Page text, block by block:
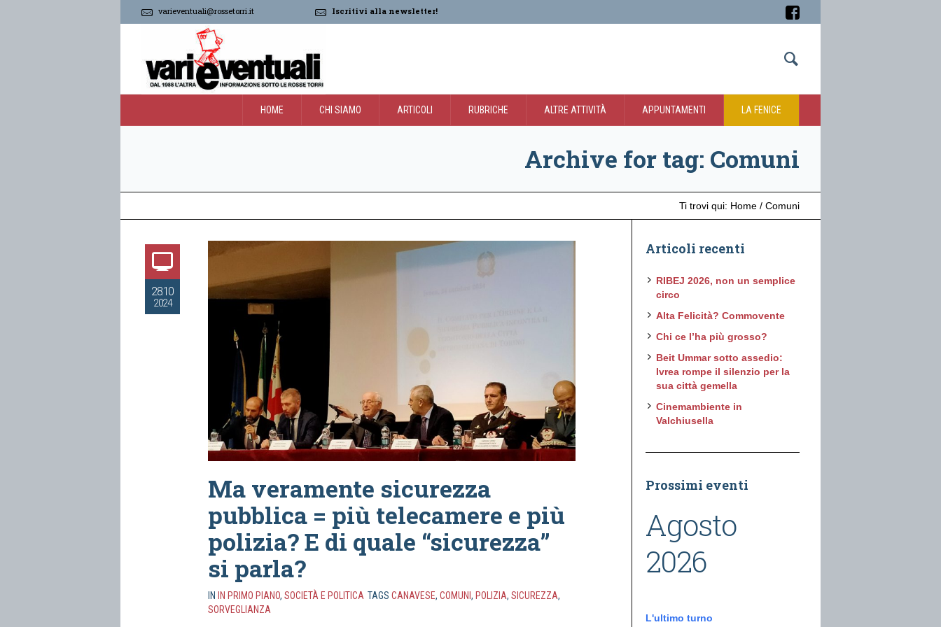
varieventuali@rossetorri.it Iscritivi alla newsletter!
HOME CHI SIAMO ARTICOLI RUBRICHE ALTRE ATTIVITÀ APPUNTAMENTI LA FENICE
Archive for tag: Comuni
Ti trovi qui: Home / Comuni
28.10
2024
Ma veramente sicurezza
pubblica = più telecamere e più
polizia? E di quale “sicurezza”
si parla?
IN IN PRIMO PIANO, SOCIETÀ E POLITICA TAGS CANAVESE, COMUNI , POLIZIA, SICUREZZA,
SORVEGLIANZA
Articoli recenti
RIBEJ 2026, non un semplice
circo
Alta Felicità? Commovente
Chi ce l’ha più grosso?
Beit Ummar sotto assedio:
Ivrea rompe il silenzio per la
sua città gemella
Cinemambiente in
Valchiusella
Prossimi eventi
Agosto
2026
L'ultimo turno